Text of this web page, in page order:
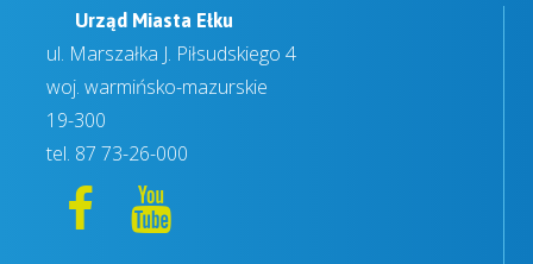
Urząd Miasta Ełku
ul. Marszałka J. Piłsudskiego 4
woj. warmińsko-mazurskie
19-300
tel. 87 73-26-000